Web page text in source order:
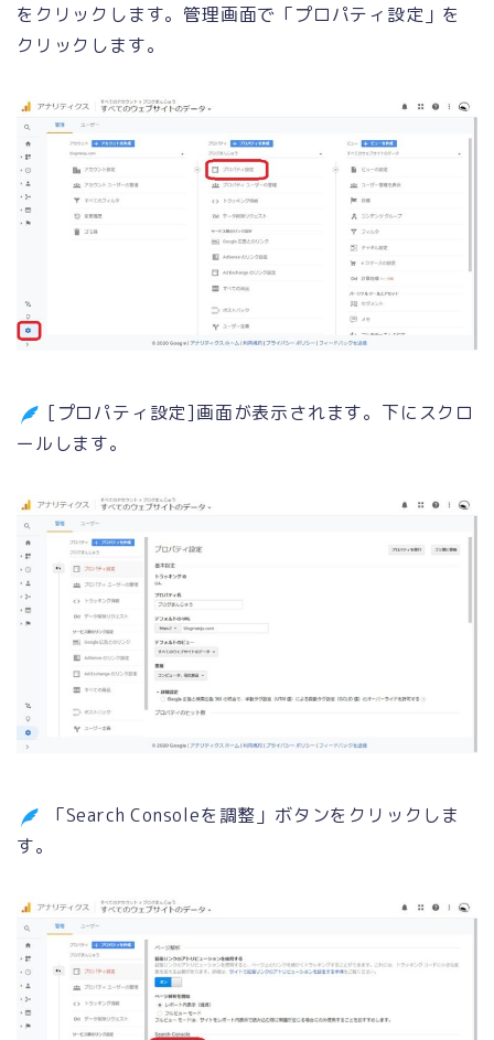
をクリックします。管理画面で「プロパティ設定」を
クリックします。
[プロパティ設定]画面が表示されます。下にスクロ
ールします。
「Search Consoleを調整」ボタンをクリックしま
す。